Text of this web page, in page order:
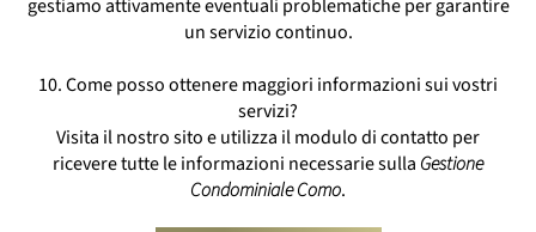
gestiamo attivamente eventuali problematiche per garantire
un servizio continuo.
10. Come posso ottenere maggiori informazioni sui vostri
servizi?
Visita il nostro sito e utilizza il modulo di contatto per
ricevere tutte le informazioni necessarie sulla Gestione
Condominiale Como.